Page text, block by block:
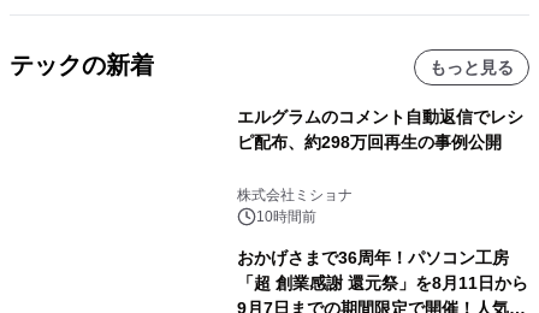
テックの新着 もっと見る
エルグラムのコメント自動返信でレシ
ピ配布、約298万回再生の事例公開
株式会社ミショナ
10時間前
おかげさまで36周年！パソコン工房
「超 創業感謝 還元祭」を8月11日から
9月7日までの期間限定で開催！人気の